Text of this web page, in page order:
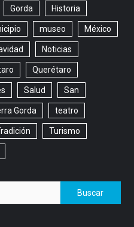
Gorda Historia
museo México
Noticias
Querétaro
Salud San
Gorda teatro
Turismo